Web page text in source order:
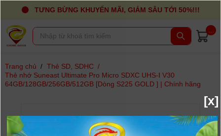
TƯNG BỪNG KHUYẾN MÃI, GIẢM SÂU TỚI 50%!!!
Trang chủ / Thẻ SD, SDHC /
Thẻ nhớ Suneast Ultimate Pro Micro SDXC UHS-Ⅰ V30
64GB/128GB/256GB/512GB [Dòng S225 GOLD ] | Chính hãng
[x]